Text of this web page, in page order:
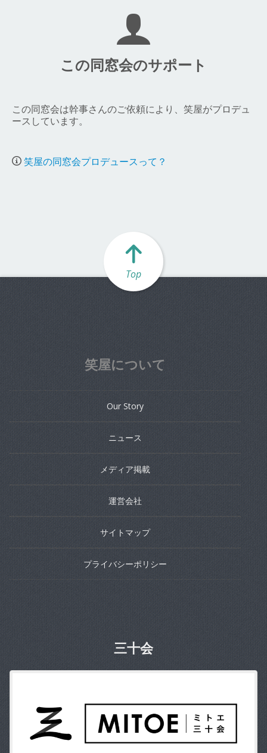
この同窓会のサポート
この同窓会は幹事さんのご依頼により、笑屋がプロデュ
ースしています。
笑屋の同窓会プロデュースって？
Top
笑屋について
Our Story
ニュース
メディア掲載
運営会社
サイトマップ
プライバシーポリシー
三十会